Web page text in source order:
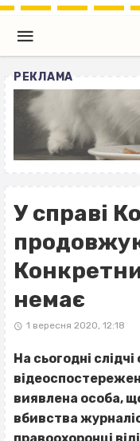
РЕКЛАМА
У справі
немає
1 вересня 2020, 12:18
На сьогодні
виявлена особа,
вбивства